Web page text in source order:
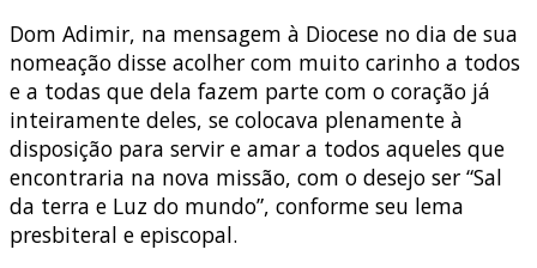
Dom Adimir, na mensagem à Diocese no dia de sua
nomeação disse acolher com muito carinho a todos
e a todas que dela fazem parte com o coração já
inteiramente deles, se colocava plenamente à
disposição para servir e amar a todos aqueles que
encontraria na nova missão, com o desejo ser “Sal
da terra e Luz do mundo”, conforme seu lema
presbiteral e episcopal.